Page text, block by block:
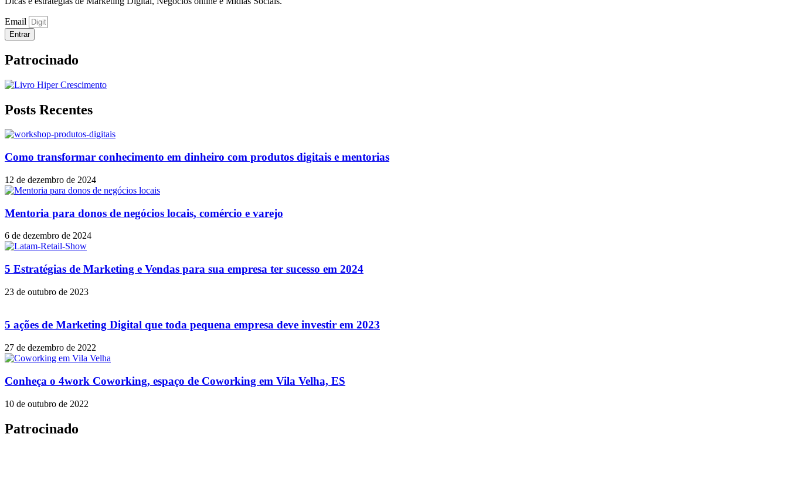
Email
Entrar
Patrocinado
Posts Recentes
Como transformar conhecimento em dinheiro com produtos digitais e mentorias
12 de dezembro de 2024
Mentoria para donos de negócios locais, comércio e varejo
6 de dezembro de 2024
5 Estratégias de Marketing e Vendas para sua empresa ter sucesso em 2024
23 de outubro de 2023
5 ações de Marketing Digital que toda pequena empresa deve investir em 2023
27 de dezembro de 2022
Conheça o 4work Coworking, espaço de Coworking em Vila Velha, ES
10 de outubro de 2022
Patrocinado